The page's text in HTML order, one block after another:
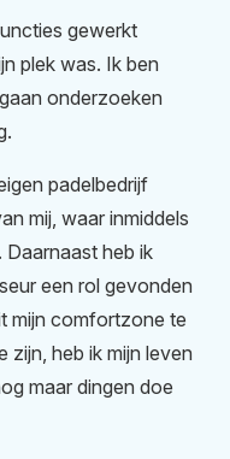
gewerkt
plek was. Ik ben
onderzoeken
padelbedrijf
mij, waar inmiddels
heb ik
een rol gevonden
mijn comfortzone te
zijn, heb ik mijn leven
maar dingen doe